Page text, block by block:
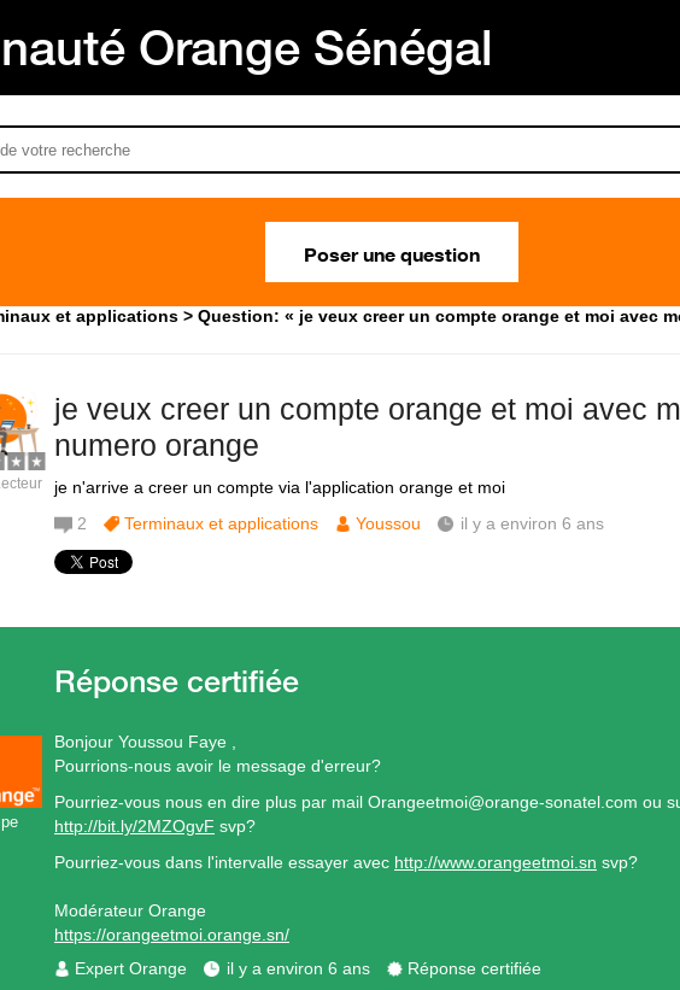
Orange Sénégal
Poser une question
et applications Question: « je veux creer un compte orange et moi avec
je veux creer un compte orange et moi avec
numero orange
je n'arrive a creer un compte via l'application orange et moi
2 Terminaux et applications Youssou il y a environ 6 ans
Bonjour Youssou Faye ,
Pourrions-nous avoir le message d'erreur?
Pourriez-vous nous en dire plus par mail Orangeetmoi@orange-sonatel.com ou
http://bit.ly/2MZOgvF svp?
Pourriez-vous dans l'intervalle essayer avec http://www.orangeetmoi.sn svp?
Modérateur Orange
https://orangeetmoi.orange.sn/
Expert Orange
il y a environ 6 ans Réponse certifiée